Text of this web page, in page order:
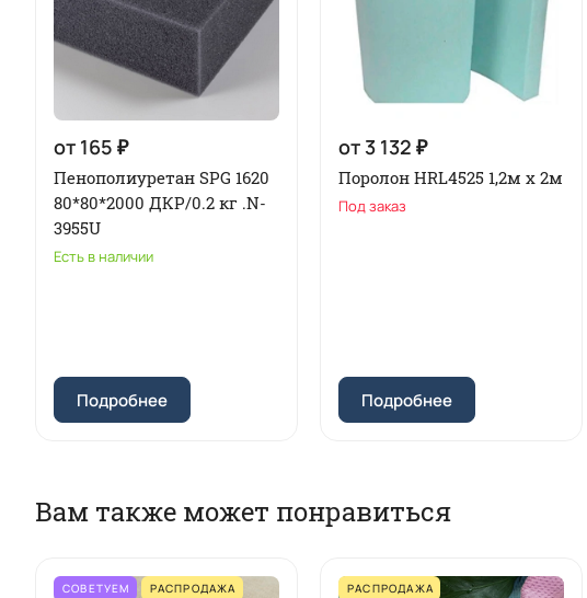
от 165 ₽
Пенополиуретан SPG 1620
80*80*2000 ДКР/0.2 кг .N-
3955U
Есть в наличии
Подробнее
от 3 132 ₽
Поролон HRL4525 1,2м x 2м
Под заказ
Подробнее
Вам также может понравиться
СОВЕТУЕМ РАСПРОДАЖА РАСПРОДАЖА